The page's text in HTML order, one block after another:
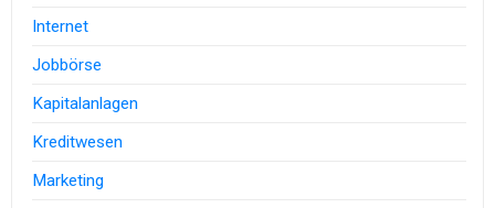
Internet
Jobbörse
Kapitalanlagen
Kreditwesen
Marketing